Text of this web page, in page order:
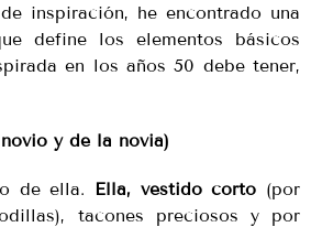
inspiración, he encontrado una
define los elementos básicos
en los años 50 debe tener,
y de la novia)
de ella. Ella, vestido corto (por
tacones preciosos y por